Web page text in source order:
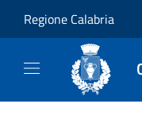
Regione Calabria